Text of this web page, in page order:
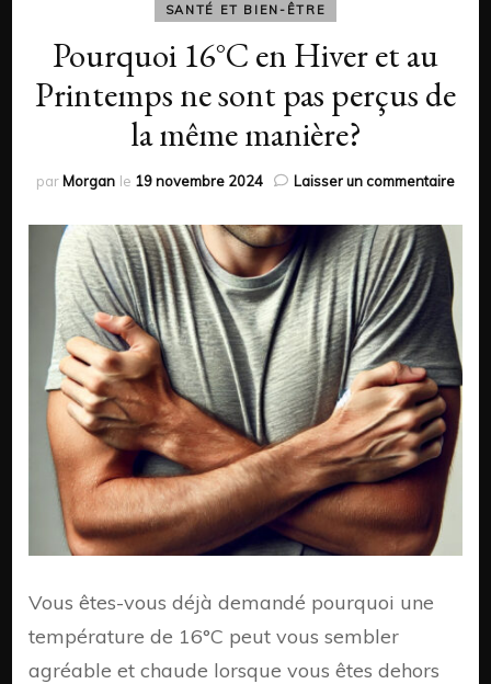
SANTÉ ET BIEN-ÊTRE
Pourquoi 16°C en Hiver et au
Printemps ne sont pas perçus de
la même manière?
par Morgan le 19 novembre 2024 Laisser un commentairesur
16°C
ne
sont
de
Vous êtes-vous déjà demandé pourquoi une
température de 16°C peut vous sembler
agréable et chaude lorsque vous êtes dehors